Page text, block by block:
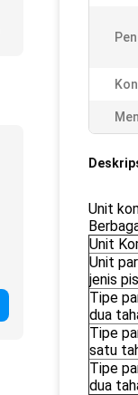
Unit
Unit
Unit
jenis
Tipe
dua
Tipe
satu
Tipe
dua